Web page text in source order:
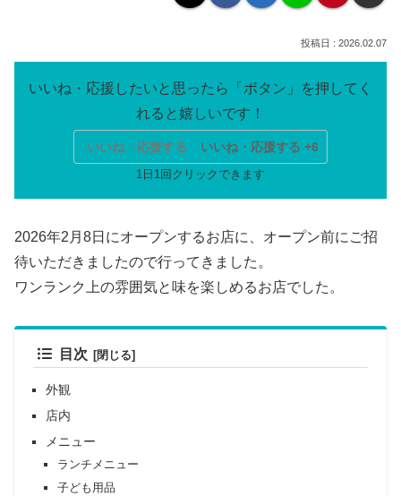
2026.02.07
いいね・応援する いいね・応援する +6
2026年2月8日にオープンするお店に、オープン前にご招
待いただきましたので行ってきました。
ワンランク上の雰囲気と味を楽しめるお店でした。
目次
外観
店内
メニュー
ランチメニュー
子ども用品